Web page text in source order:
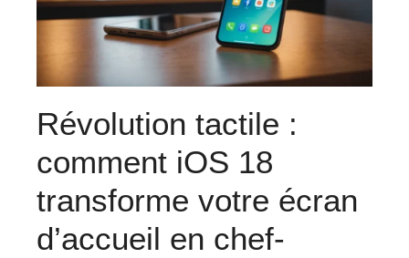
Révolution tactile :
comment iOS 18
transforme votre écran
d’accueil en chef-